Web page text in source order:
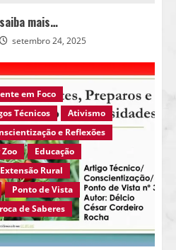
mais…
setembro 24, 2025
em Foco
Técnicos
Ativismo
e Reflexões
Educação
Extensão Rural
Ponto de Vista
de Saberes